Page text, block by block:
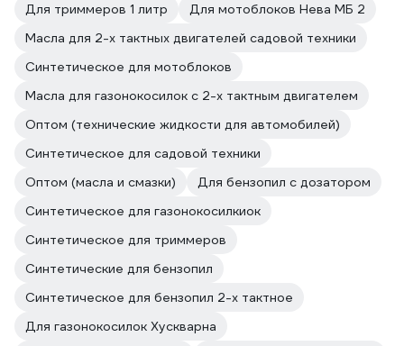
Для триммеров 1 литр
Для мотоблоков Нева МБ 2
Масла для 2-х тактных двигателей садовой техники
Синтетическое для мотоблоков
Масла для газонокосилок с 2-х тактным двигателем
Оптом (технические жидкости для автомобилей)
Синтетическое для садовой техники
Оптом (масла и смазки)
Для бензопил с дозатором
Синтетическое для газонокосилкиок
Синтетическое для триммеров
Синтетические для бензопил
Синтетическое для бензопил 2-х тактное
Для газонокосилок Хускварна